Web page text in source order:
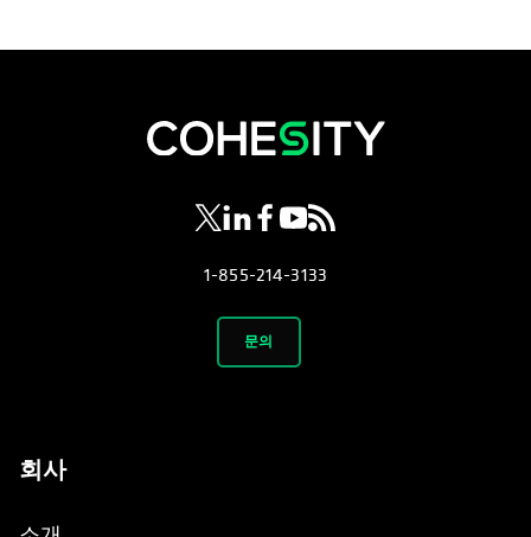
opens in a new tab
opens in a new tab
opens in a new tab
opens in a new tab
opens in a new tab
1-855-214-3133
문의
회사